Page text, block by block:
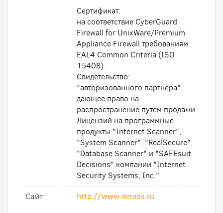
Сертификат:
на соответствие CyberGuard
Firewall for UnixWare/Premium
Appliance Firewall требованиям
EAL4 Common Criteria (ISO
15408).
Свидетельство:
"авторизованного партнера",
дающее право на
распространение путем продажи
Лицензий на программные
продукты "Internet Scanner",
"System Scanner", "RealSecure",
"Database Scanner" и "SAFEsuit
Decisions" компании "Internet
Security Systems, Inc."
Cайт:
http://www.demos.ru